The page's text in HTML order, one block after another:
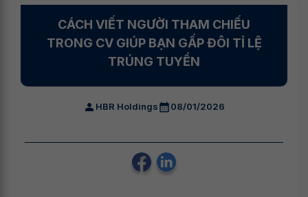
CÁCH VIẾT NGƯỜI THAM CHIẾU
TRONG CV GIÚP BẠN GẤP ĐÔI TỈ LỆ
TRÚNG TUYỂN
HBR Holdings 08/01/2026